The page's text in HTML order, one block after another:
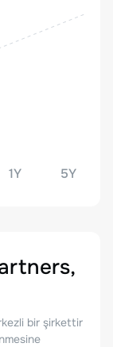
1Y 5Y
bir şirkettir